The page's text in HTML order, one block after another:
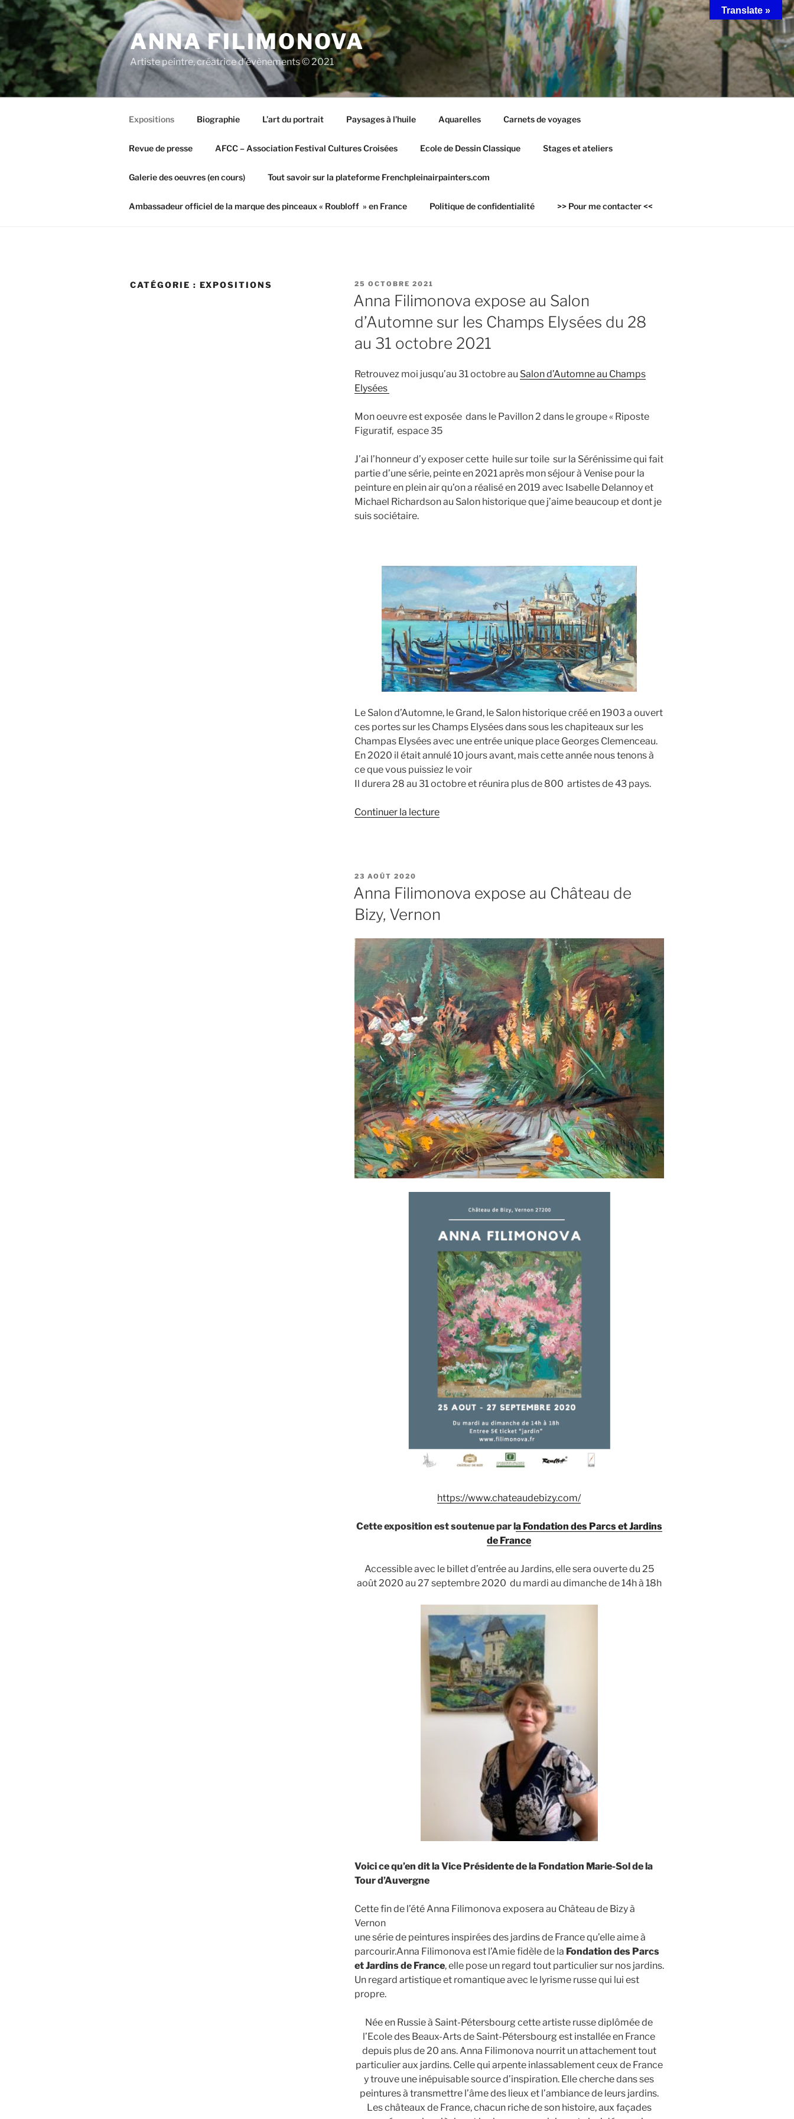
Aller
au
contenu
principal
ANNA FILIMONOVA
Artiste peintre, créatrice d'évènements © 2021
Expositions Biographie L’art du portrait Paysages à l’huile Aquarelles Carnets de voyages
Revue de presse AFCC – Association Festival Cultures Croisées Ecole de Dessin Classique Stages et ateliers
Galerie des oeuvres (en cours) Tout savoir sur la plateforme Frenchpleinairpainters.com
Ambassadeur officiel de la marque des pinceaux « Roubloff » en France Politique de confidentialité >> Pour me contacter <<
CATÉGORIE : EXPOSITIONS
PUBLIÉ
LE
25 OCTOBRE 2021
Anna Filimonova expose au Salon
d’Automne sur les Champs Elysées du 28
au 31 octobre 2021
Retrouvez moi jusqu’au 31 octobre au Salon d’Automne au Champs
Elysées
Mon oeuvre est exposée dans le Pavillon 2 dans le groupe « Riposte
Figuratif, espace 35
J’ai l’honneur d’y exposer cette huile sur toile sur la Sérénissime qui fait
partie d’une série, peinte en 2021 après mon séjour à Venise pour la
peinture en plein air qu’on a réalisé en 2019 avec Isabelle Delannoy et
Michael Richardson au Salon historique que j’aime beaucoup et dont je
suis sociétaire.
Le Salon d’Automne, le Grand, le Salon historique créé en 1903 a ouvert
ces portes sur les Champs Elysées dans sous les chapiteaux sur les
Champas Elysées avec une entrée unique place Georges Clemenceau.
En 2020 il était annulé 10 jours avant, mais cette année nous tenons à
ce que vous puissiez le voir
Il durera 28 au 31 octobre et réunira plus de 800 artistes de 43 pays.
Continuer la lecturede
d’Automne
sur
Champs
Elysées
du
28
au
31
octobre
2021 »
PUBLIÉ
LE
23 AOÛT 2020
Anna Filimonova expose au Château de
Bizy, Vernon
https://www.chateaudebizy.com/
Cette exposition est soutenue par la Fondation des Parcs et Jardins
de France
Accessible avec le billet d’entrée au Jardins, elle sera ouverte du 25
août 2020 au 27 septembre 2020 du mardi au dimanche de 14h à 18h
Voici ce qu’en dit la Vice Présidente de la Fondation Marie-Sol de la
Tour d’Auvergne
Cette fin de l’été Anna Filimonova exposera au Château de Bizy à
Vernon
une série de peintures inspirées des jardins de France qu’elle aime à
parcourir.Anna Filimonova est l’Amie fidèle de la Fondation des Parcs
et Jardins de France, elle pose un regard tout particulier sur nos jardins.
Un regard artistique et romantique avec le lyrisme russe qui lui est
propre.
Née en Russie à Saint-Pétersbourg cette artiste russe diplômée de
l’Ecole des Beaux-Arts de Saint-Pétersbourg est installée en France
depuis plus de 20 ans. Anna Filimonova nourrit un attachement tout
particulier aux jardins. Celle qui arpente inlassablement ceux de France
y trouve une inépuisable source d’inspiration. Elle cherche dans ses
peintures à transmettre l’âme des lieux et l’ambiance de leurs jardins.
Les châteaux de France, chacun riche de son histoire, aux façades
Translate »